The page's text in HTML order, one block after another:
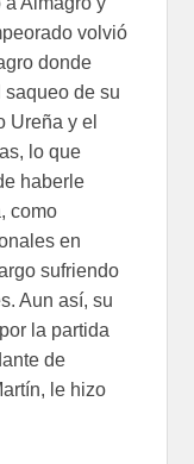
volvió
donde
saqueo de su
Ureña y el
lo que
haberle
como
en
sufriendo
Aun así, su
la partida
de
le hizo